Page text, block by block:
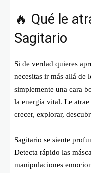
🔥 Qué le
Sagitario
Si de verdad quieres
necesitas ir más allá de
simplemente una cara
la energía vital. Le
crecer, explorar,
Sagitario se siente
Detecta rápido las
manipulaciones